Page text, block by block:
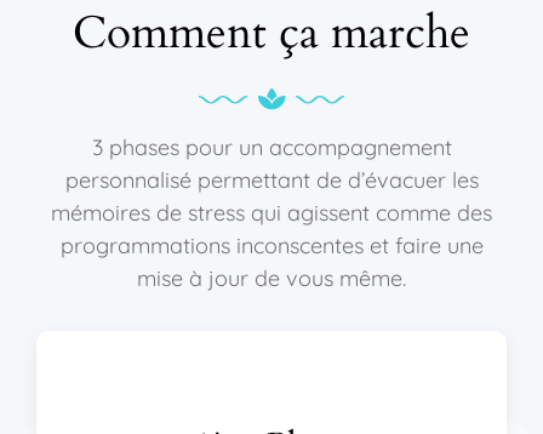
Comment ça marche
3 phases pour un accompagnement
personnalisé permettant de d’évacuer les
mémoires de stress qui agissent comme des
programmations inconscentes et faire une
mise à jour de vous même.